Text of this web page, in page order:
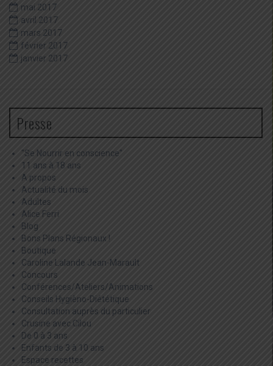
mai 2017
avril 2017
mars 2017
février 2017
janvier 2017
Presse
"Se Nourrir en conscience"
11 ans à 18 ans
A propos
Actualité du mois
Adultes
Alice Ferri
Blog
Bons Plans Régionaux !
Boutique
Caroline Lalande Jean-Marault
Concours
Conférences/Ateliers/Animations
Conseils Hygièno-Diététique
Consultation auprès du particulier
Crusine avec Cilou
De 0 à 3 ans
Enfants de 3 à 10 ans
Espace recettes